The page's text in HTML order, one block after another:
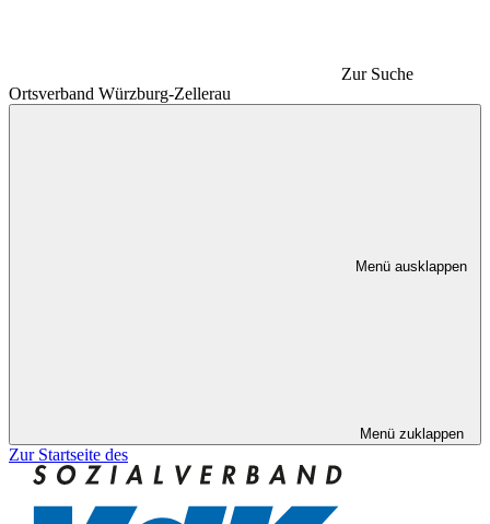
Zur Suche
Ortsverband Würzburg-Zellerau
Menü ausklappen
Menü zuklappen
Zur Startseite des